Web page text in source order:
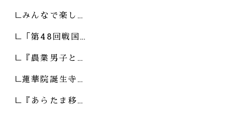
みんなで楽し…
「第48回戦国…
『農業男子と…
蓮華院誕生寺…
『あらたま移…